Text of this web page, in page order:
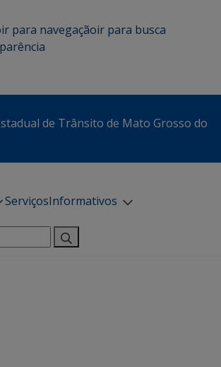
ir para navegaçãoir para busca
de Trânsito de Mato Grosso do
ServiçosInformativos